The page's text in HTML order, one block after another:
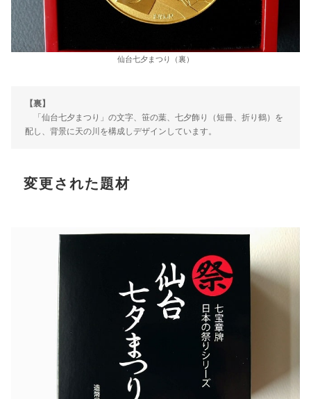
仙台七夕まつり（裏）
【裏】
「仙台七夕まつり」の文字、笹の葉、七夕飾り（短冊、折り鶴）を
配し、背景に天の川を構成しデザインしています。
変更された題材